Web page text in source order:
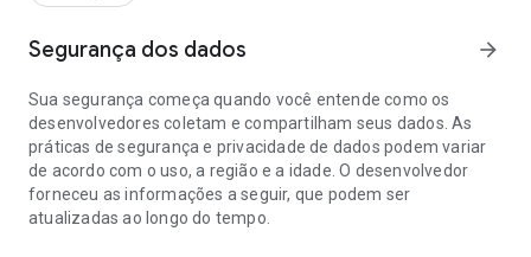
Segurança dos dados arrow_forward
Sua segurança começa quando você entende como os
desenvolvedores coletam e compartilham seus dados. As
práticas de segurança e privacidade de dados podem variar
de acordo com o uso, a região e a idade. O desenvolvedor
forneceu as informações a seguir, que podem ser
atualizadas ao longo do tempo.